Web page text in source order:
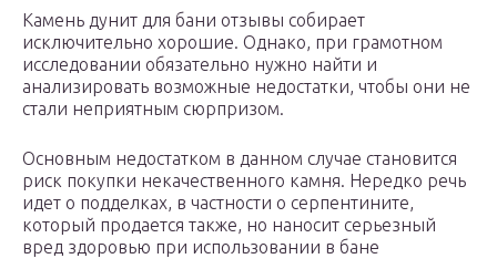
Камень дунит для бани отзывы собирает
исключительно хорошие. Однако, при грамотном
исследовании обязательно нужно найти и
анализировать возможные недостатки, чтобы они не
стали неприятным сюрпризом.
Основным недостатком в данном случае становится
риск покупки некачественного камня. Нередко речь
идет о подделках, в частности о серпентините,
который продается также, но наносит серьезный
вред здоровью при использовании в бане